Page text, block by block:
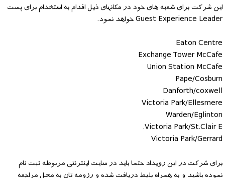
این شرکت برای شعبه های خود در مکانهای ذیل اقدام به استخدام برای پست
Guest Experience Leader خواهد نمود.
Eaton Centre
Exchange Tower McCafe
Union Station McCafe
Pape/Cosburn
Danforth/coxwell
Victoria Park/Ellesmere
Warden/Eglinton
Victoria Park/St.Clair E.
Victoria Park/Gerrard
برای شرکت در این رویداد حتما باید در سایت اینترنتی مربوطه ثبت نام